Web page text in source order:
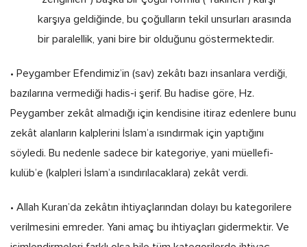
karşıya geldiğinde, bu çoğulların tekil unsurları arasında
bir paralellik, yani bire bir olduğunu göstermektedir.
• Peygamber Efendimiz’in (sav) zekâtı bazı insanlara verdiği,
bazılarına vermediği hadis-i şerif. Bu hadise göre, Hz.
Peygamber zekât almadığı için kendisine itiraz edenlere bunu
zekât alanların kalplerini İslam’a ısındırmak için yaptığını
söyledi. Bu nedenle sadece bir kategoriye, yani müellefi-
kulüb’e (kalpleri İslam’a ısındırılacaklara) zekât verdi.
• Allah Kuran’da zekâtın ihtiyaçlarından dolayı bu kategorilere
verilmesini emreder. Yani amaç bu ihtiyaçları gidermektir. Ve